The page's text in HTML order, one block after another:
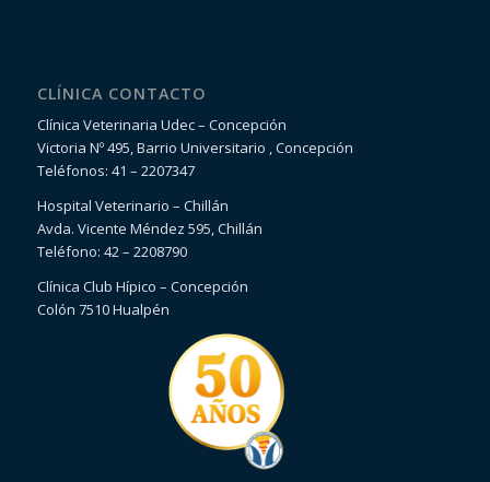
CLÍNICA CONTACTO
Clínica Veterinaria Udec – Concepción
Victoria Nº 495, Barrio Universitario , Concepción
Teléfonos: 41 – 2207347
Hospital Veterinario – Chillán
Avda. Vicente Méndez 595, Chillán
Teléfono: 42 – 2208790
Clínica Club Hípico – Concepción
Colón 7510 Hualpén